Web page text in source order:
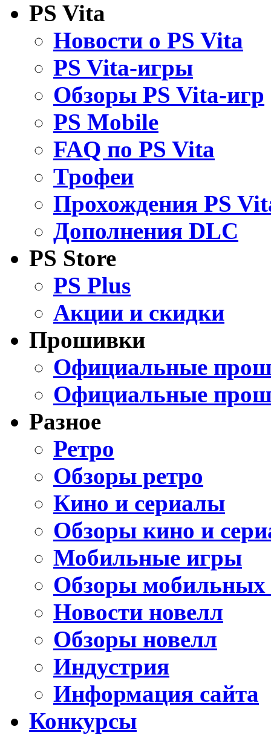
PS Vita
Новости о PS Vita
PS Vita-игры
Обзоры PS Vita-игр
PS Mobile
FAQ по PS Vita
Трофеи
Прохождения PS
Дополнения DLC
PS Store
PS Plus
Акции и скидки
Прошивки
Официальные
Официальные
Разное
Ретро
Обзоры ретро
Кино и сериалы
Обзоры кино и
Мобильные игры
Обзоры мобильных
Новости новелл
Обзоры новелл
Индустрия
Информация сайта
Конкурсы